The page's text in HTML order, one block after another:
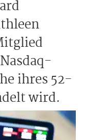
ihres 52-
wird.